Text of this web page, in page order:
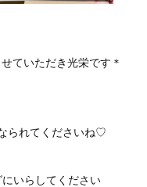
ていただき光栄です＊
られてくださいね♡
いらしてください